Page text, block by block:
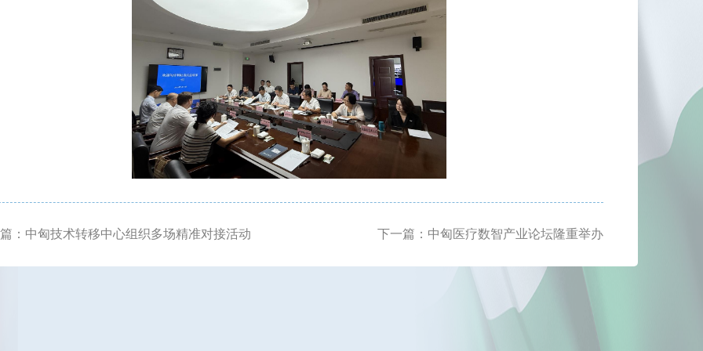
：中匈技术转移中心组织多场精准对接活动 下一篇：中匈医疗数智产业论坛隆重举办